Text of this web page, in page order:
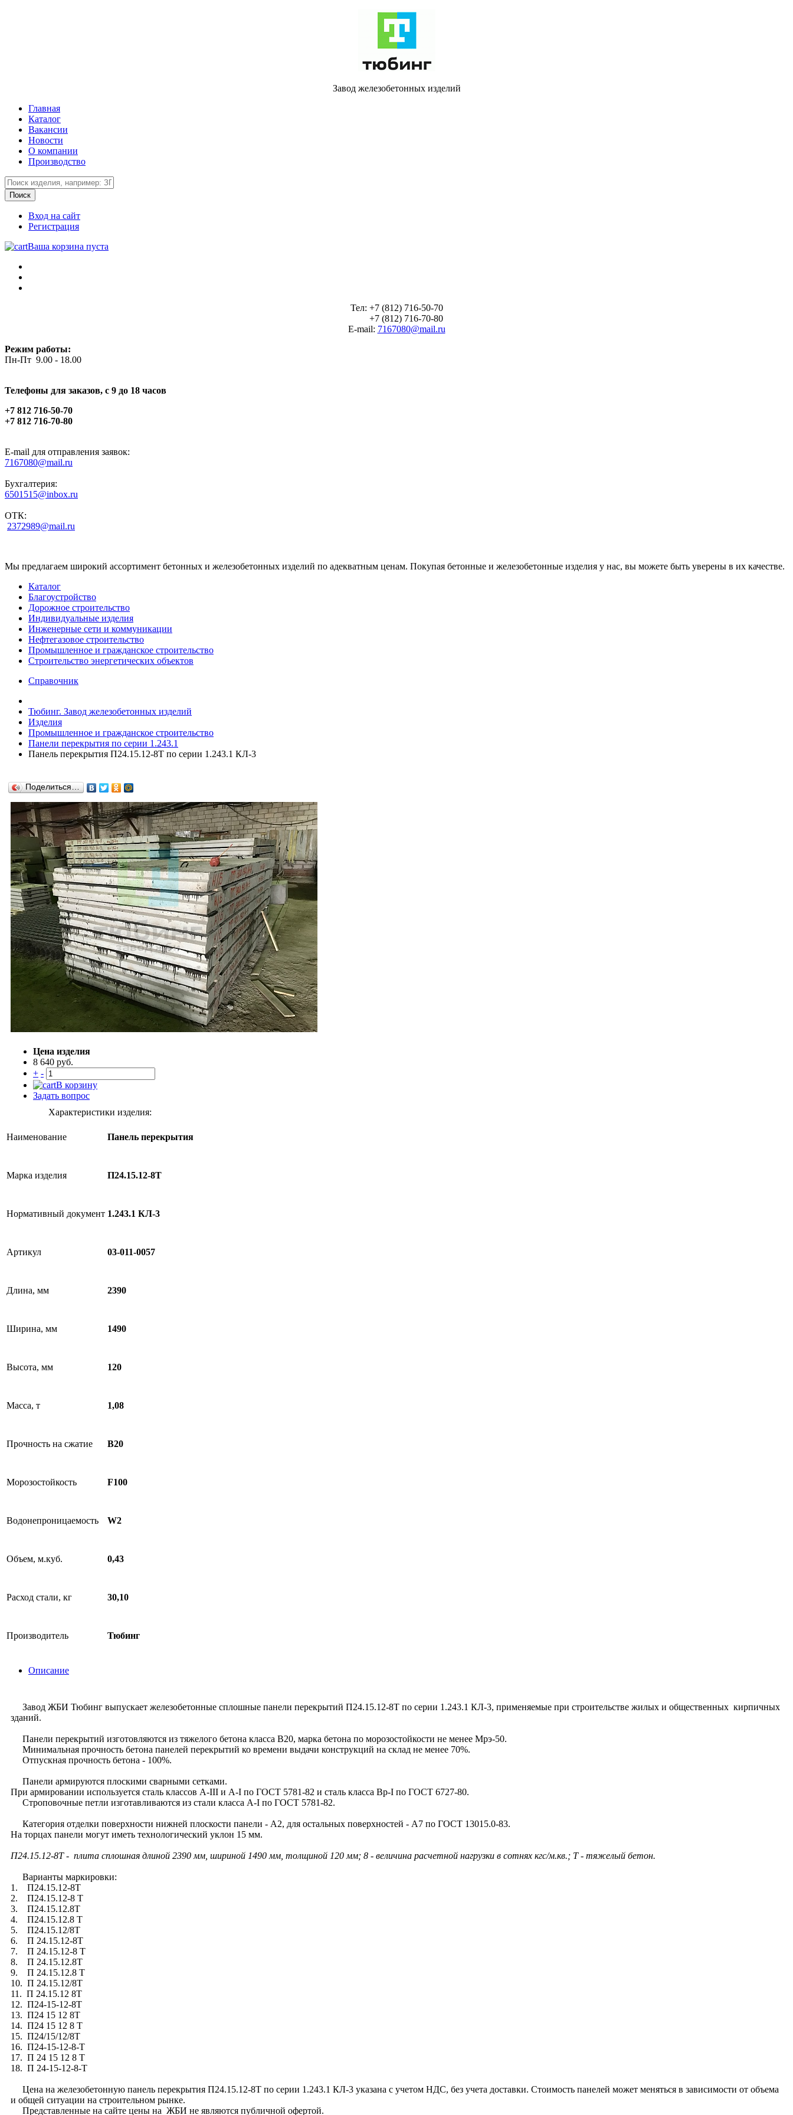
Завод железобетонных изделий
Главная
Каталог
Вакансии
Новости
О компании
Производство
Вход на сайт
Регистрация
Ваша корзина пуста
Тел: +7 (812) 716-50-70
+7 (812) 716-70-80
E-mail: 7167080@mail.ru
Режим работы:
Пн-Пт 9.00 - 18.00
Телефоны для заказов, c 9 до 18 часов
+7 812 716-50-70
+7 812 716-70-80
E-mail для отправления заявок:
7167080@mail.ru
Бухгалтерия:
6501515@inbox.ru
ОТК:
2372989@mail.ru
Мы предлагаем широкий ассортимент бетонных и железобетонных изделий по адекватным ценам. Покупая бетонные и железобетонные изделия у нас, вы можете быть уверены в их качестве.
Каталог
Благоустройство
Дорожное строительство
Индивидуальные изделия
Инженерные сети и коммуникации
Нефтегазовое строительство
Промышленное и гражданское строительство
Строительство энергетических объектов
Справочник
Тюбинг. Завод железобетонных изделий
Изделия
Промышленное и гражданское строительство
Панели перекрытия по серии 1.243.1
Панель перекрытия П24.15.12-8Т по серии 1.243.1 КЛ-3
Поделиться…
Цена изделия
8 640 руб.
+ -
В корзину
Задать вопрос
Характеристики изделия:
Наименование Панель перекрытия
Марка изделия П24.15.12-8Т
Нормативный документ 1.243.1 КЛ-3
Артикул 03-011-0057
Длина, мм 2390
Ширина, мм 1490
Высота, мм 120
Масса, т 1,08
Прочность на сжатие B20
Морозостойкость F100
Водонепроницаемость W2
Объем, м.куб. 0,43
Расход стали, кг 30,10
Производитель Тюбинг
Описание
Завод ЖБИ Тюбинг выпускает железобетонные сплошные панели перекрытий П24.15.12-8Т по серии 1.243.1 КЛ-3, применяемые при строительстве жилых и общественных кирпичных
зданий.
Панели перекрытий изготовляются из тяжелого бетона класса В20, марка бетона по морозостойкости не менее Мрэ-50.
Минимальная прочность бетона панелей перекрытий ко времени выдачи конструкций на склад не менее 70%.
Отпускная прочность бетона - 100%.
Панели армируются плоскими сварными сетками.
При армировании используется сталь классов А-III и А-I по ГОСТ 5781-82 и сталь класса Вр-I по ГОСТ 6727-80.
Строповочные петли изготавливаются из стали класса А-I по ГОСТ 5781-82.
Категория отделки поверхности нижней плоскости панели - А2, для остальных поверхностей - А7 по ГОСТ 13015.0-83.
На торцах панели могут иметь технологический уклон 15 мм.
П24.15.12-8Т - плита сплошная длиной 2390 мм, шириной 1490 мм, толщиной 120 мм; 8 - величина расчетной нагрузки в сотнях кгс/м.кв.; Т - тяжелый бетон.
Варианты маркировки:
1. П24.15.12-8Т
2. П24.15.12-8 Т
3. П24.15.12.8Т
4. П24.15.12.8 Т
5. П24.15.12/8Т
6. П 24.15.12-8Т
7. П 24.15.12-8 Т
8. П 24.15.12.8Т
9. П 24.15.12.8 Т
10. П 24.15.12/8Т
11. П 24.15.12 8Т
12. П24-15-12-8Т
13. П24 15 12 8Т
14. П24 15 12 8 Т
15. П24/15/12/8Т
16. П24-15-12-8-Т
17. П 24 15 12 8 Т
18. П 24-15-12-8-Т
Цена на железобетонную панель перекрытия П24.15.12-8Т по серии 1.243.1 КЛ-3 указана с учетом НДС, без учета доставки. Стоимость панелей может меняться в зависимости от объема
и общей ситуации на строительном рынке.
Представленные на сайте цены на ЖБИ не являются публичной офертой.